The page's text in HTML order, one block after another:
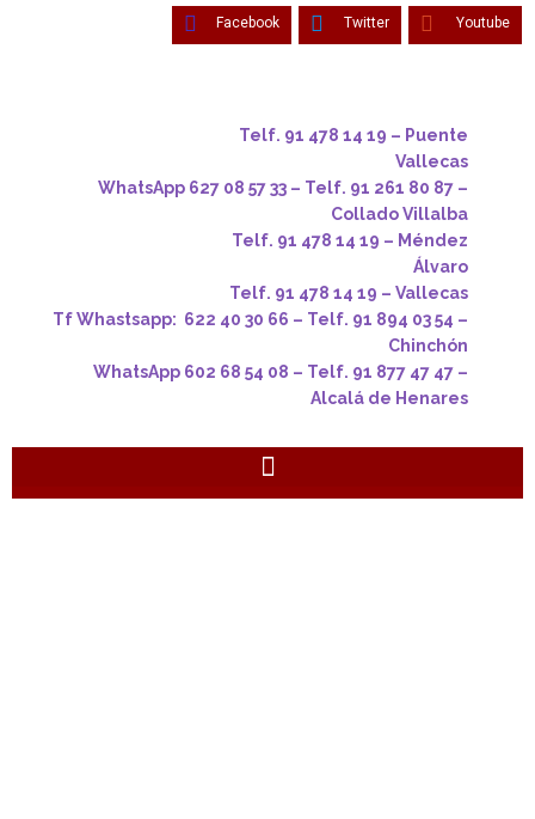
Facebook Twitter Youtube
Telf. 91 478 14 19 – Puente
Vallecas
WhatsApp 627 08 57 33 – Telf. 91 261 80 87 –
Collado Villalba
Telf. 91 478 14 19 – Méndez
Álvaro
Telf. 91 478 14 19 – Vallecas
Tf Whastsapp: 622 40 30 66 – Telf. 91 894 03 54 –
Chinchón
WhatsApp 602 68 54 08 – Telf. 91 877 47 47 –
Alcalá de Henares